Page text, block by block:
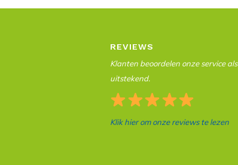
REVIEWS
Klanten beoordelen onze service als
uitstekend.
Klik hier om onze reviews te lezen